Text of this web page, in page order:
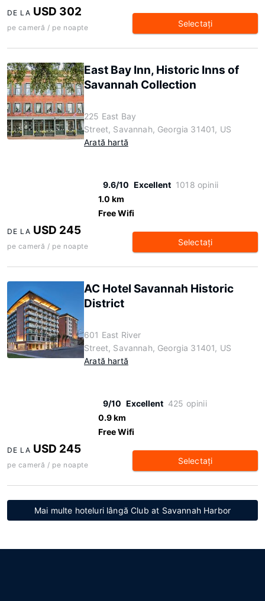
DE LA USD 302
pe cameră / pe noapte Selectaţi
East Bay Inn, Historic Inns of
Savannah Collection
225 East Bay
Street, Savannah, Georgia 31401, US
Arată hartă
9.6/10 Excellent 1018 opinii
1.0 km
Free Wifi
DE LA USD 245
pe cameră / pe noapte Selectaţi
AC Hotel Savannah Historic
District
601 East River
Street, Savannah, Georgia 31401, US
Arată hartă
9/10 Excellent 425 opinii
0.9 km
Free Wifi
DE LA USD 245
pe cameră / pe noapte Selectaţi
Mai multe hoteluri lângă Club at Savannah Harbor